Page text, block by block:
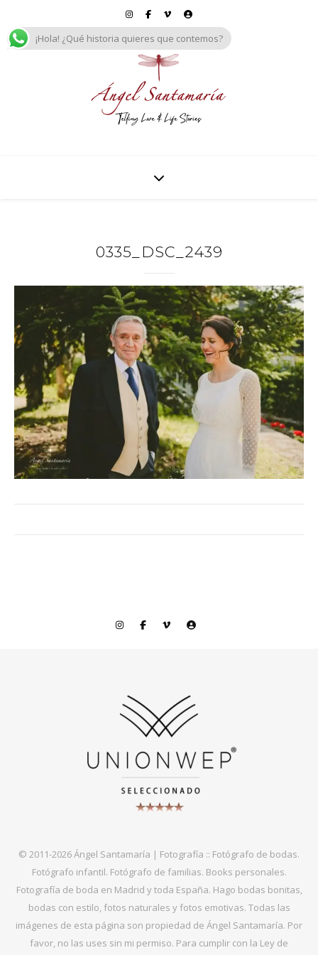
0335_DSC_2439
© 2011-2026 Ángel Santamaría | Fotografía :: Fotógrafo de bodas.
Fotógrafo infantil. Fotógrafo de familias. Books personales.
Fotografía de boda en Madrid y toda España. Hago bodas bonitas,
bodas con estilo, fotos naturales y fotos emotivas. Todas las
imágenes de esta página son propiedad de Ángel Santamaría. Por
favor, no las uses sin mi permiso. Para cumplir con la Ley de
¡Hola! ¿Qué historia quieres que contemos?